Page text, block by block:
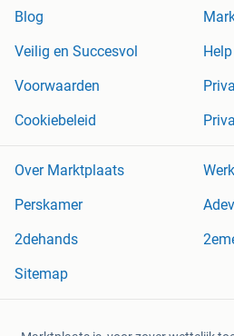
Blog
Veilig en Succesvol
Voorwaarden
Cookiebeleid
Over Marktplaats
Perskamer
2dehands
Sitemap